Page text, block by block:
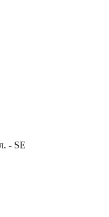
- SE